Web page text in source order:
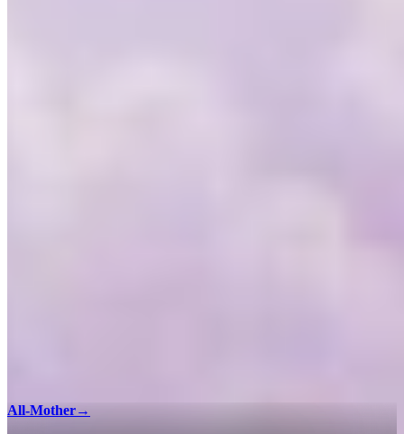
All-Mother→